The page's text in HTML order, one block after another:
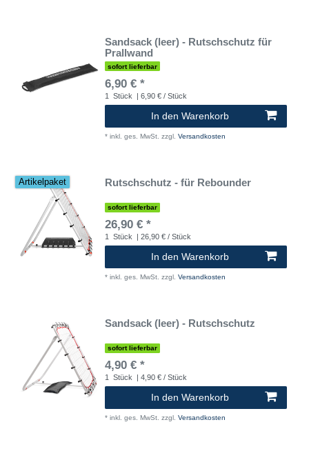
Sandsack (leer) - Rutschschutz für
Prallwand
sofort lieferbar
6,90 € *
1 Stück | 6,90 € / Stück
In den Warenkorb
* inkl. ges. MwSt. zzgl. Versandkosten
Artikelpaket Rutschschutz - für Rebounder
sofort lieferbar
26,90 € *
1 Stück | 26,90 € / Stück
In den Warenkorb
* inkl. ges. MwSt. zzgl. Versandkosten
Sandsack (leer) - Rutschschutz
sofort lieferbar
4,90 € *
1 Stück | 4,90 € / Stück
In den Warenkorb
* inkl. ges. MwSt. zzgl. Versandkosten